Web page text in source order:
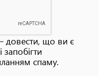
довести, що ви є
спаму.